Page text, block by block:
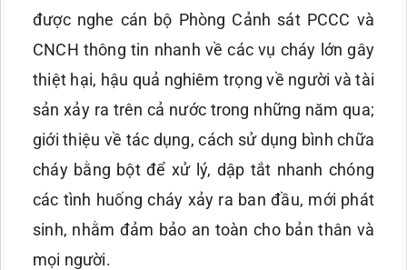
được nghe cán bộ Phòng Cảnh sát PCCC và
CNCH thông tin nhanh về các vụ cháy lớn gây
thiệt hại, hậu quả nghiêm trọng về người và tài
sản xảy ra trên cả nước trong những năm qua;
giới thiệu về tác dụng, cách sử dụng bình chữa
cháy bằng bột để xử lý, dập tắt nhanh chóng
các tình huống cháy xảy ra ban đầu, mới phát
sinh, nhằm đảm bảo an toàn cho bản thân và
mọi người.